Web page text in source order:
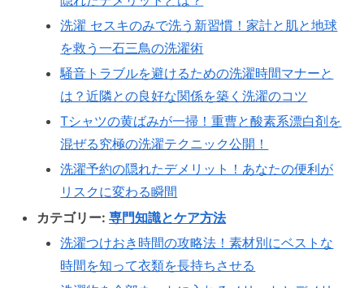
洗濯 セスキのみで洗う新習慣！家計と肌と地球
を救う一石三鳥の洗濯術
騒音トラブルを避けるための洗濯時間マナーと
は？近隣との良好な関係を築く洗濯のコツ
Tシャツの黄ばみが一掃！重曹と酸素系漂白剤を
混ぜる究極の洗濯テクニック公開！
洗濯予約の隠れたデメリット！あなたの便利が
リスクに変わる瞬間
カテゴリー:専門知識とケア方法
洗濯つけおき時間の攻略法！素材別にベストな
時間を知って衣類を長持ちさせる